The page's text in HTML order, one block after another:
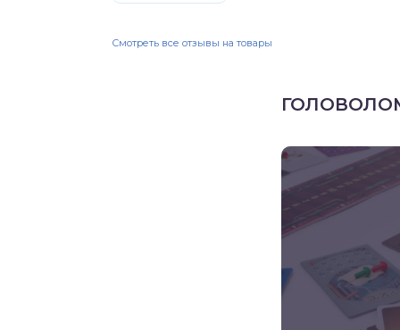
Смотреть все отзывы на товары